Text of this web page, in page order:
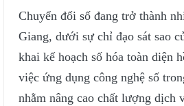
Chuyển đổi số đang trở thành
Giang, dưới sự chỉ đạo sát sao
khai kế hoạch số hóa toàn diện
việc ứng dụng công nghệ số
nhằm nâng cao chất lượng dịch